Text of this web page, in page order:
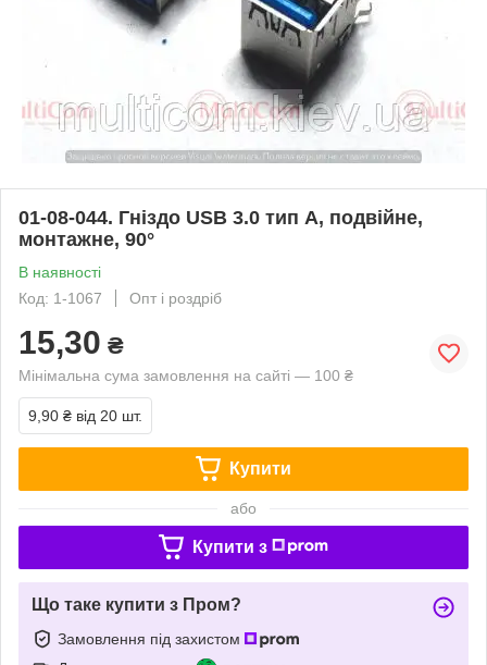
01-08-044. Гніздо USB 3.0 тип А, подвійне,
монтажне, 90°
В наявності
Код: 1-1067
Опт і роздріб
15,30 ₴
Мінімальна сума замовлення на сайті — 100 ₴
9,90 ₴ від 20 шт.
Купити
або
Купити з
Що таке купити з Пром?
Замовлення під захистом